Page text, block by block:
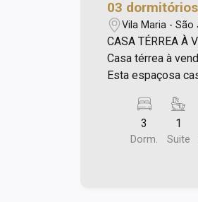
03
e 03 vagas
Maria | São
Vila Maria -
CASA TÉRREA À VENDA |
Casa térrea à
Esta espaçosa
quem busca
Com três
suíte, a
3
Dorm.
1
Suite